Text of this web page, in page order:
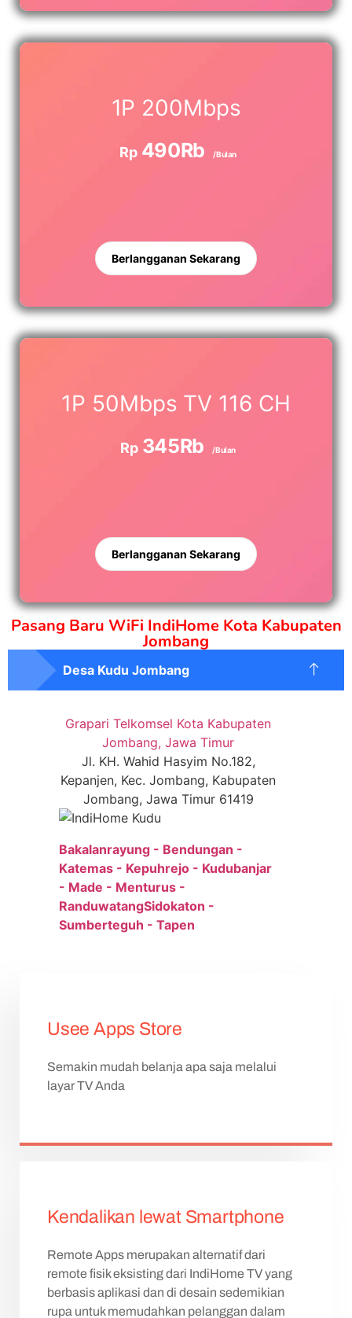
1P 200Mbps
Rp 490Rb /Bulan
Berlangganan Sekarang
1P 50Mbps TV 116 CH
Rp 345Rb /Bulan
Berlangganan Sekarang
Pasang Baru WiFi IndiHome Kota Kabupaten
Jombang
Desa Kudu Jombang
Grapari Telkomsel Kota Kabupaten
Jombang, Jawa Timur
Jl. KH. Wahid Hasyim No.182,
Kepanjen, Kec. Jombang, Kabupaten
Jombang, Jawa Timur 61419
Bakalanrayung - Bendungan -
Katemas - Kepuhrejo - Kudubanjar
- Made - Menturus -
RanduwatangSidokaton -
Sumberteguh - Tapen
Usee Apps Store
Semakin mudah belanja apa saja melalui
layar TV Anda
Kendalikan lewat Smartphone
Remote Apps merupakan alternatif dari
remote fisik eksisting dari IndiHome TV yang
berbasis aplikasi dan di desain sedemikian
rupa untuk memudahkan pelanggan dalam